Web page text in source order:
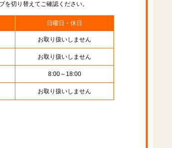
切り替えてご確認ください。
日曜日・休日
お取り扱いしません
お取り扱いしません
8:00～18:00
お取り扱いしません